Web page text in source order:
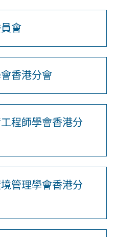
會
香港分會
程師學會香港分
管理學會香港分